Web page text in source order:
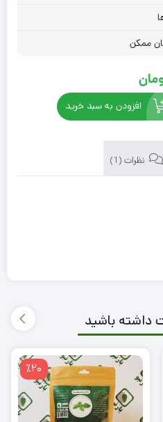
ممکن
price
is:
افزودن به سبد خرید
نظرات (1)
داشته باشید
٪20